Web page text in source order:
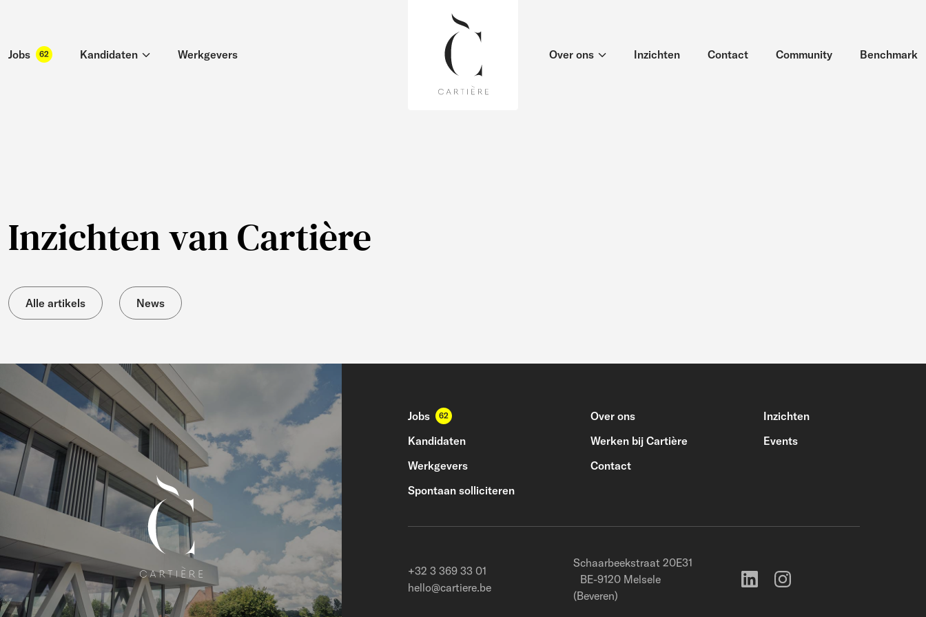
Jobs 62 Kandidaten Werkgevers Over ons Inzichten Contact Community Benchmark
Inzichten van Cartière
Alle artikels News
Jobs 62
Kandidaten
Werkgevers
Spontaan solliciteren
Over ons
Werken bij Cartière
Contact
Inzichten
Events
+32 3 369 33 01
hello@cartiere.be
Schaarbeekstraat 20E31
BE-9120 Melsele
(Beveren)